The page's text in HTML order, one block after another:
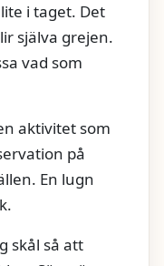
i taget. Det
själva grejen.
vad som
aktivitet som
på
En lugn
skål så att